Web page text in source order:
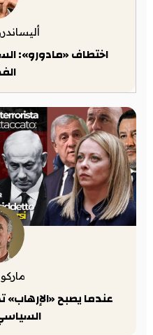
اختطاف «مادورو»:
عندما يصبح